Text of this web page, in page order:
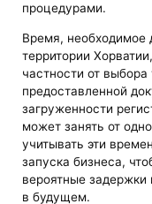
процедурами.
Время,
территории
частности от
предоставленной
загруженности
может занять от
учитывать эти
запуска бизнеса,
вероятные
в будущем.